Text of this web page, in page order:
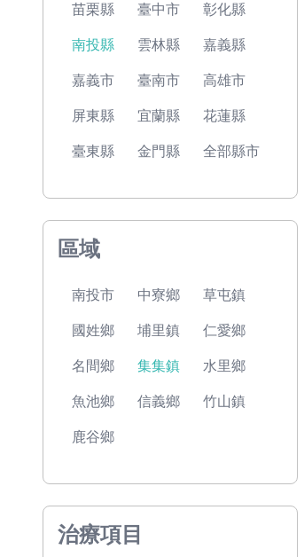
苗栗縣 臺中市 彰化縣
南投縣 雲林縣 嘉義縣
嘉義市 臺南市 高雄市
屏東縣 宜蘭縣 花蓮縣
臺東縣 金門縣 全部縣市
區域
南投市 中寮鄉 草屯鎮
國姓鄉 埔里鎮 仁愛鄉
名間鄉 集集鎮 水里鄉
魚池鄉 信義鄉 竹山鎮
鹿谷鄉
治療項目